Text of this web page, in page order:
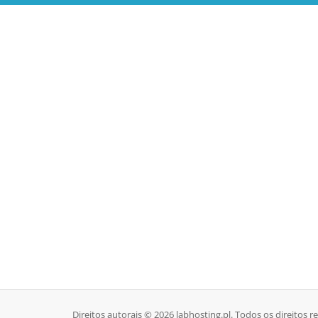
Direitos autorais © 2026 labhosting.pl. Todos os direitos